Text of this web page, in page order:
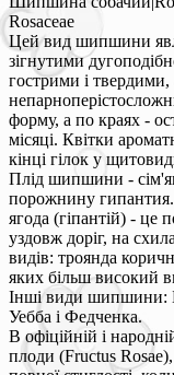
Rosaceae
Цей вид шипшини
зігнутими
гострими і
форму, а по краях -
місяці. Квітки
кінці гілок у
Плід шипшини -
порожнину
ягода (гіпантій) - це
уздовж доріг, на
видів: троянда
яких більш високий
Інші види шипшини:
Уебба і Федченка.
В офіційній і
плоди (Fructus